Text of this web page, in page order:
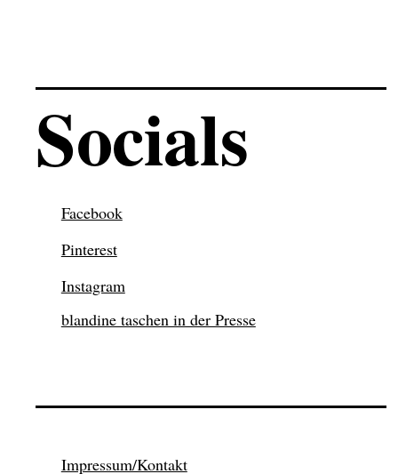
Socials
Facebook
Pinterest
Instagram
blandine taschen in der Presse
Impressum/Kontakt